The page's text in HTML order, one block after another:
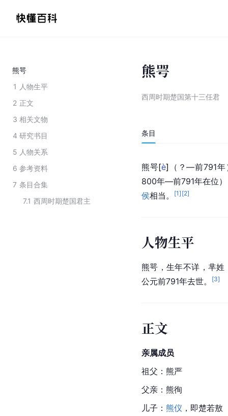
熊咢
1 人物生平
2 正文
3 相关文物
4 研究书目
5 人物关系
6 参考资料
7 条目合集
7.1 西周时期楚国君主
熊咢
西周时期楚国第十三任君
条目
熊咢[è] （？—前791
800年—前791年在位）
侯相当。 [1] [2]
人物生平
熊咢，生年不详，芈
公元前791年去世。
[3]
正文
亲属成员
祖父： 熊严
父亲：熊徇
儿子： 熊仪 ，即楚若敖